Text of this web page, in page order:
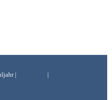
| |